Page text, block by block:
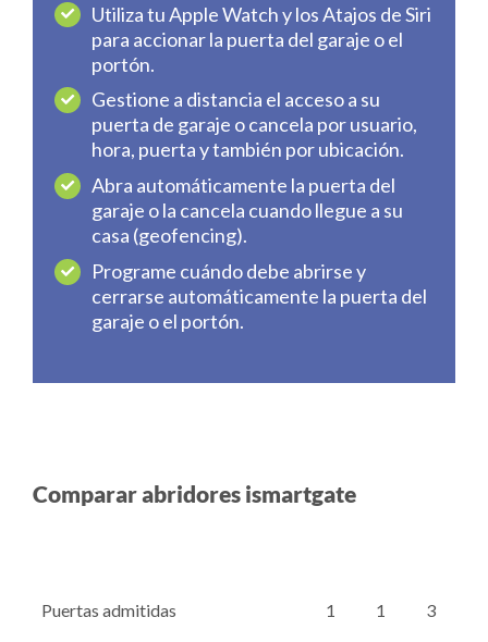
Utiliza tu Apple Watch y los Atajos de Siri
para accionar la puerta del garaje o el
portón.
Gestione a distancia el acceso a su
puerta de garaje o cancela por usuario,
hora, puerta y también por ubicación.
Abra automáticamente la puerta del
garaje o la cancela cuando llegue a su
casa (geofencing).
Programe cuándo debe abrirse y
cerrarse automáticamente la puerta del
garaje o el portón.
Comparar abridores ismartgate
Puertas admitidas 1 1 3